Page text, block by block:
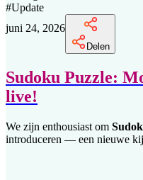
#Update
juni 24, 2026
Delen
Sudoku Puzzle:
live!
We zijn enthousiast om
introduceren — een nieuwe